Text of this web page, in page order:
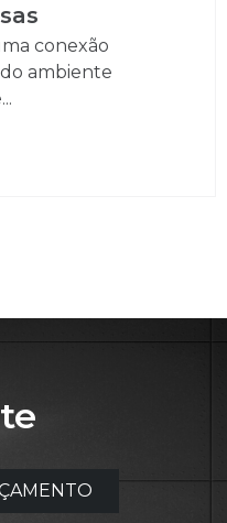
conexão
ambiente